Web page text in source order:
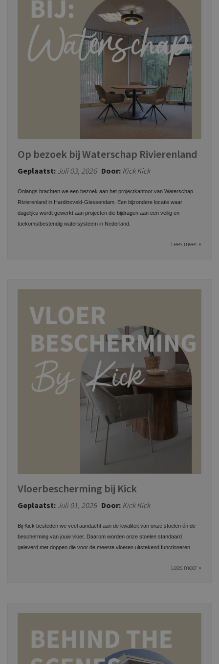
Op bezoek bij Waterschap Rivierenland
Geplaatst: Juli 03, 2026 Door: Kick Kick
Onlangs brachten we een bezoek aan het projectkantoor van Waterschap
Rivierenland in Hardinxveld-Giessendam. Een bijzondere locatie waar
dagelijks wordt gewerkt aan projecten die bijdragen aan een veilig en
toekomstbestendig watersysteem in Nederland.
Lees meer »
Vloerbescherming bij Kick
Geplaatst: Juli 01, 2026 Door: Kick Kick
Bij Kick besteden we veel aandacht aan de kwaliteit van onze stoelen én de
bescherming van jouw vloer. Daarom worden onze stoelen standaard
geleverd met doppen die voor de meeste vloeren uitstekend functioneren.
Lees meer »